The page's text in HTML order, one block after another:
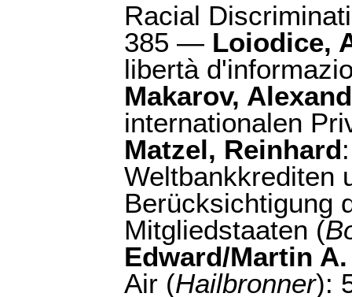
Racial
385 — Loiodice,
libertà
Makarov,
internationalen
Matzel, Reinhard
Weltbankkrediten
Berücksichtigung
Mitgliedstaaten (
Edward/Martin
Air (Hailbronner):